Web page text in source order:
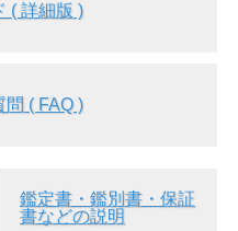
( 詳細版 )
問 ( FAQ )
鑑定書・鑑別書・保証
書などの説明